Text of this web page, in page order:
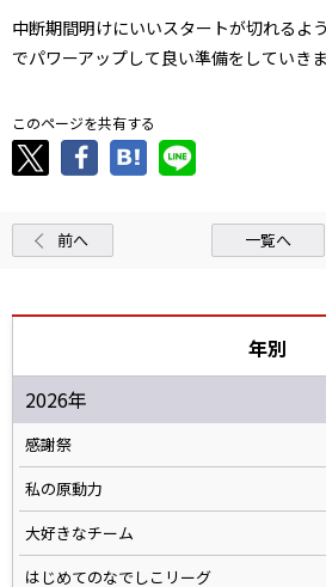
中断期間明けにいいスタートが切れるよ
でパワーアップして良い準備をしていき
このページを共有する
前へ 一覧へ
年別
2026年
感謝祭
私の原動力
大好きなチーム
はじめてのなでしこリーグ